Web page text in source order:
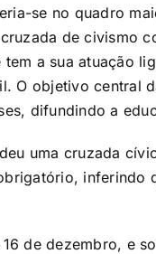
se no quadro
de civismo
a sua atuação
objetivo central
difundindo a
uma cruzada
inferindo
de dezembro, e